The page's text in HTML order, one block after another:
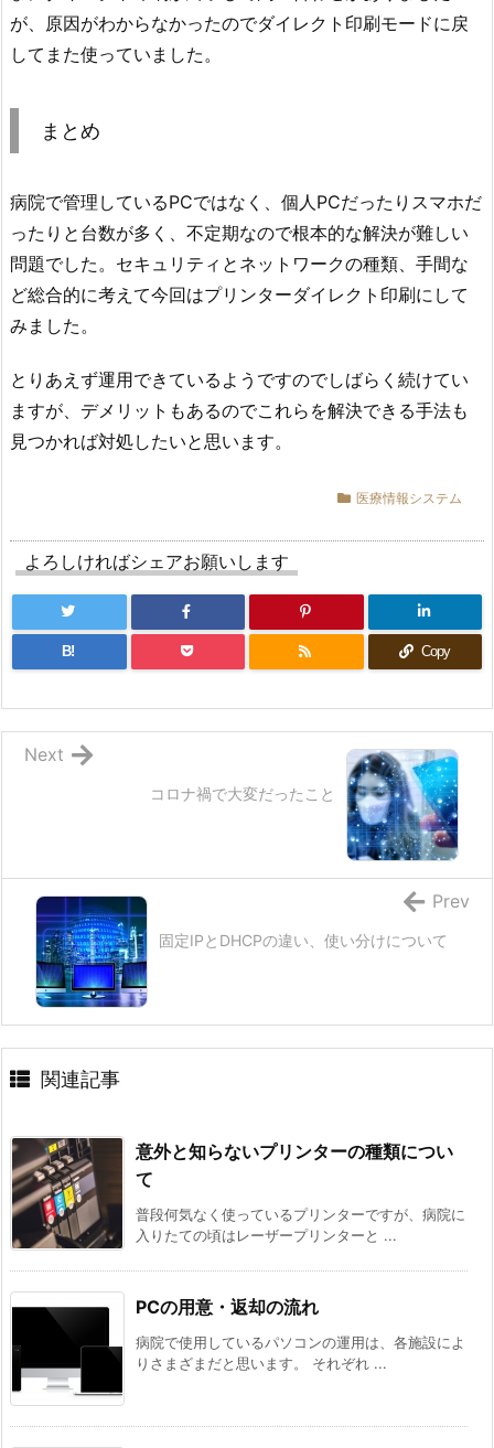
が、原因がわからなかったのでダイレクト印刷モードに戻
してまた使っていました。
まとめ
病院で管理しているPCではなく、個人PCだったりスマホだ
ったりと台数が多く、不定期なので根本的な解決が難しい
問題でした。セキュリティとネットワークの種類、手間な
ど総合的に考えて今回はプリンターダイレクト印刷にして
みました。
とりあえず運用できているようですのでしばらく続けてい
ますが、デメリットもあるのでこれらを解決できる手法も
見つかれば対処したいと思います。
医療情報システム
よろしければシェアお願いします
B! Copy
コロナ禍で大変だったこと
Next
固定IPとDHCPの違い、使い分けについて
Prev
関連記事
意外と知らないプリンターの種類につい
て
普段何気なく使っているプリンターですが、病院に
入りたての頃はレーザープリンターと ...
PCの用意・返却の流れ
病院で使用しているパソコンの運用は、各施設によ
りさまざまだと思います。 それぞれ ...